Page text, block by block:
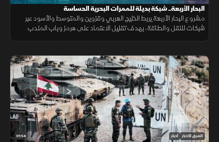
البحار الأربعة.. شبكة بديلة للممرات البحرية الحساسة
مشروع البحار الأربعة يربط الخليج العربي وقزوين والمتوسط والأسود عبر
شبكات للنقل والطاقة، بهدف تقليل الاعتماد على هرمز وباب المندب
01:54 الشرق للأخبار أخبار